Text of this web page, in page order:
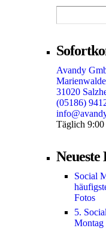
Avandy
31020
(05186)
Täglich
Neueste
Social
Fotos
5.
Montag